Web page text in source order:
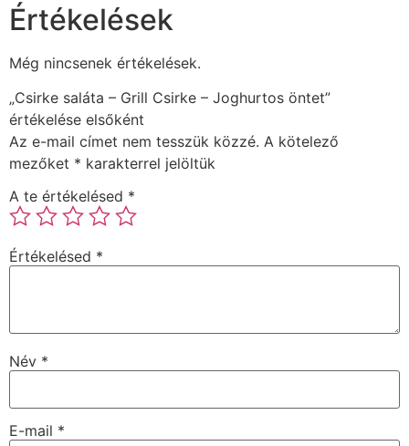
Értékelések
Még nincsenek értékelések.
„Csirke saláta – Grill Csirke – Joghurtos öntet”
értékelése elsőként
Az e-mail címet nem tesszük közzé. A kötelező
mezőket * karakterrel jelöltük
A te értékelésed *
Értékelésed *
Név *
E-mail *